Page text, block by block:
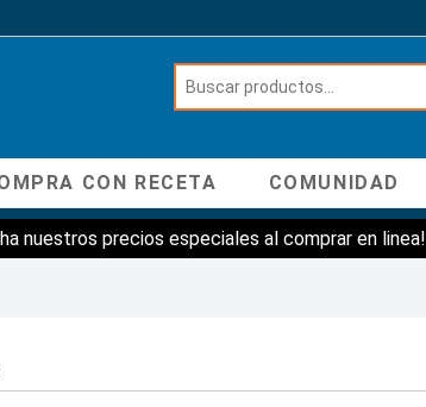
CON RECETA COMUNIDAD
nuestros precios especiales al comprar en linea!